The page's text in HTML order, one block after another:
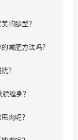
的腿型？
减肥方法吗？
？
缠身？
肉呢？